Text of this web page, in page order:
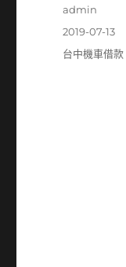
作
admin
發
佈
2019-07-13
分
台中機車借款